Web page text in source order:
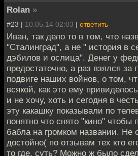
Rolan »
#23 | 10.05.14 02:03 | ответить
Иван, так дело то в том, что
"Сталинград", а не " история в
дэбилов и ослица". Денег у
предостаточно, а раз взялся за
подвиге наших войнов, о том,
всякой, как это ему
и не хочу, хоть и сегодня в
эту какашку показывали по
понятно что снято "кино" чтобы
бабла на громком названии. Не
достойно( по отзывам тех кто
то где, суть? Можно ж было